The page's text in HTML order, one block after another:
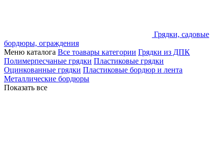
Грядки, садовые
бордюры, ограждения
Меню каталога Все тоавары категории Грядки из ДПК
Полимерпесчаные грядки Пластиковые грядки
Оцинкованные грядки Пластиковые бордюр и лента
Металлические бордюры
Показать все